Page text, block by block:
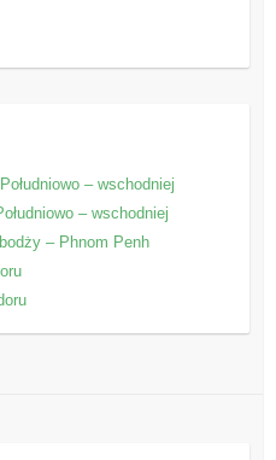
– wschodniej
– wschodniej
– Phnom Penh